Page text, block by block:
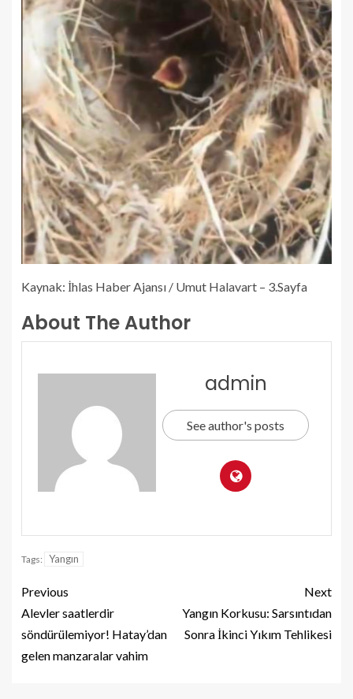
Kaynak: İhlas Haber Ajansı / Umut Halavart – 3.Sayfa
About The Author
admin
See author's posts
Tags: Yangın
Previous
Alevler saatlerdir
söndürülemiyor! Hatay’dan
gelen manzaralar vahim
Next
Yangın Korkusu: Sarsıntıdan
Sonra İkinci Yıkım Tehlikesi